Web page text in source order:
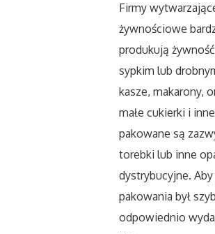
Sprzątanie, Porządkowanie
Serwis
Opieka
Inne Usługi
Hotele i Noclegi
Firmy
żywnościowe
produkują
sypkim lub
kasze, makarony,
małe cukierki i
pakowane są
torebki lub inne
dystrybucyjne.
pakowania był
odpowiednio